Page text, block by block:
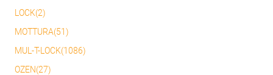
LOCK(2)
MOTTURA(51)
MUL-T-LOCK(1086)
OZEN(27)